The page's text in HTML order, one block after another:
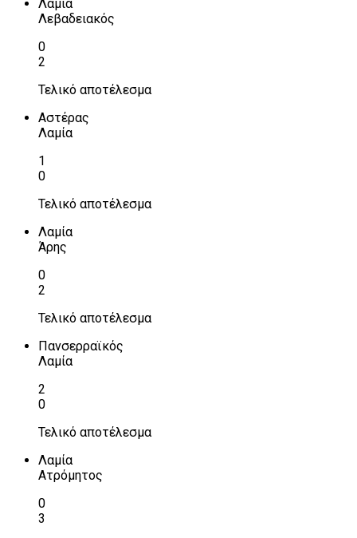
Λαμία
Λεβαδειακός
0
2
Τελικό αποτέλεσμα
Αστέρας
Λαμία
1
0
Τελικό αποτέλεσμα
Λαμία
Άρης
0
2
Τελικό αποτέλεσμα
Πανσερραϊκός
Λαμία
2
0
Τελικό αποτέλεσμα
Λαμία
Ατρόμητος
0
3